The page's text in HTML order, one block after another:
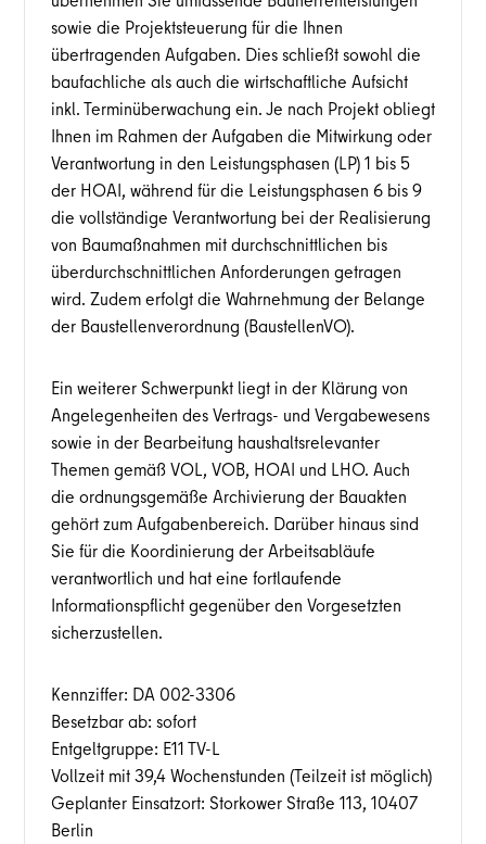
sowie die Projektsteuerung für die Ihnen
übertragenden Aufgaben. Dies schließt sowohl die
baufachliche als auch die wirtschaftliche Aufsicht
inkl. Terminüberwachung ein. Je nach Projekt obliegt
Ihnen im Rahmen der Aufgaben die Mitwirkung oder
Verantwortung in den Leistungsphasen (LP) 1 bis 5
der HOAI, während für die Leistungsphasen 6 bis 9
die vollständige Verantwortung bei der Realisierung
von Baumaßnahmen mit durchschnittlichen bis
überdurchschnittlichen Anforderungen getragen
wird. Zudem erfolgt die Wahrnehmung der Belange
der Baustellenverordnung (BaustellenVO).
Ein weiterer Schwerpunkt liegt in der Klärung von
Angelegenheiten des Vertrags- und Vergabewesens
sowie in der Bearbeitung haushaltsrelevanter
Themen gemäß VOL, VOB, HOAI und LHO. Auch
die ordnungsgemäße Archivierung der Bauakten
gehört zum Aufgabenbereich. Darüber hinaus sind
Sie für die Koordinierung der Arbeitsabläufe
verantwortlich und hat eine fortlaufende
Informationspflicht gegenüber den Vorgesetzten
sicherzustellen.
Kennziffer: DA 002-3306
Besetzbar ab: sofort
Entgeltgruppe: E11 TV-L
Vollzeit mit 39,4 Wochenstunden (Teilzeit ist möglich)
Geplanter Einsatzort: Storkower Straße 113, 10407
Berlin